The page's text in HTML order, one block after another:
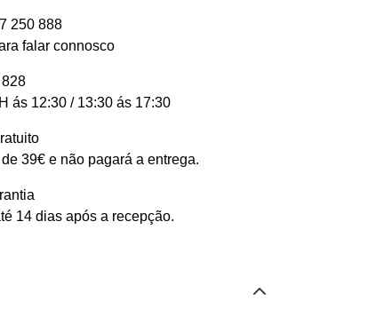
250 888
falar connosco
ás 12:30 / 13:30 ás 17:30
39€ e não pagará a entrega.
14 dias após a recepção.